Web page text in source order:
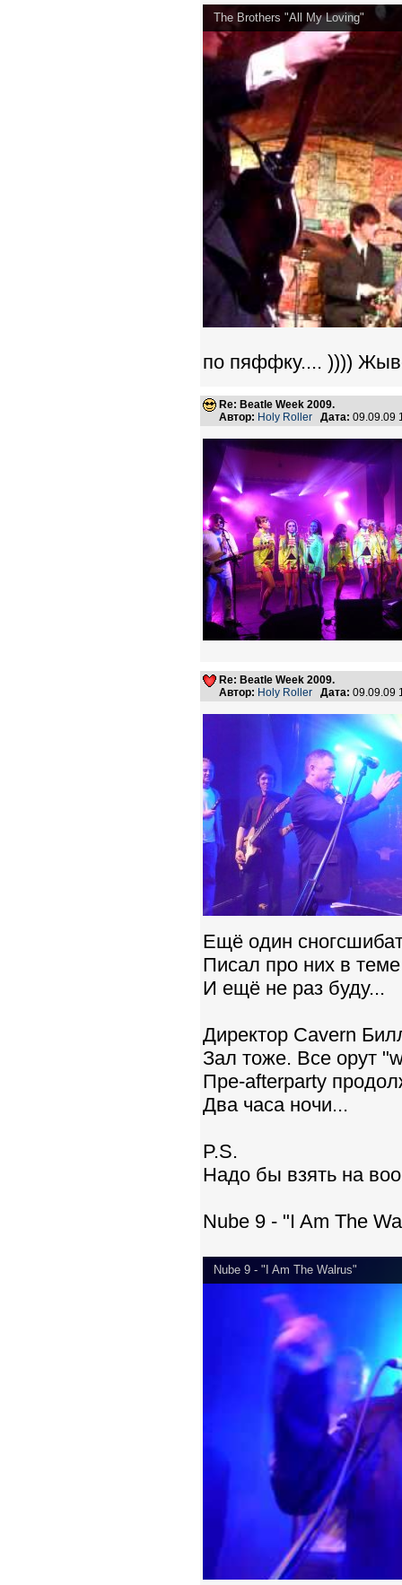
The Brothers "All My Loving"
по пяффку.... ))))
Re: Beatle Week 2009.
Автор: Holy Roller Дата:
Re: Beatle Week 2009.
Автор: Holy Roller Дата:
Ещё один
Писал про них в
И ещё не раз буду...
Директор Cavern
Зал тоже. Все орут
Пре-afterparty
Два часа ночи...
P.S.
Надо бы взять на
Nube 9 - "I Am The
Nube 9 - "I Am The Walrus"